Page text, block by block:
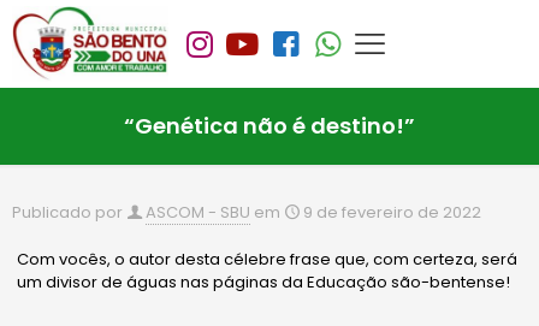
“Genética não é destino!”
Publicado por ASCOM - SBU em 9 de fevereiro de 2022
Com vocês, o autor desta célebre frase que, com certeza, será
um divisor de águas nas páginas da Educação são-bentense!